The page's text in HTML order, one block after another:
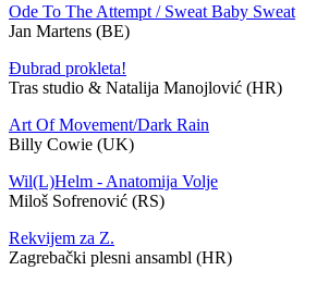
Ode To The Attempt / Sweat Baby Sweat
Jan Martens (BE)
Đubrad prokleta!
Tras studio & Natalija Manojlović (HR)
Art Of Movement/Dark Rain
Billy Cowie (UK)
Wil(L)Helm - Anatomija Volje
Miloš Sofrenović (RS)
Rekvijem za Z.
Zagrebački plesni ansambl (HR)